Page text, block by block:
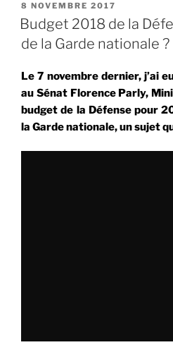
militaire
un
point
sur
mes
PUBLIÉ
LE
8 NOVEMBRE 2017
Budget 2018 de la
de la Garde nationale ?
Le 7 novembre dernier, j’ai
au Sénat Florence Parly,
budget de la Défense pour
la Garde nationale, un sujet